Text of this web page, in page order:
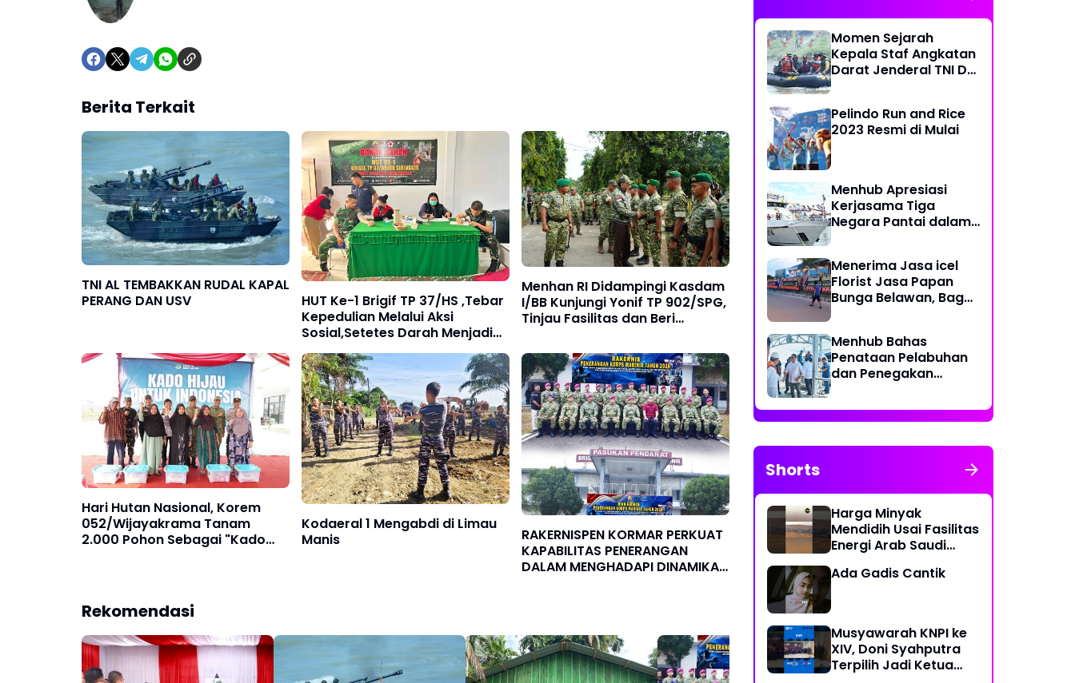
Berita Terkait
TNI AL TEMBAKKAN RUDAL KAPAL
PERANG DAN USV
HUT Ke-1 Brigif TP 37/HS ,Tebar
Kepedulian Melalui Aksi
Sosial,Setetes Darah Menjadi
Harapan Hidup Bagi Yang
Membutuhkan
Menhan RI Didampingi Kasdam
I/BB Kunjungi Yonif TP 902/SPG,
Tinjau Fasilitas dan Beri
Hari Hutan Nasional, Korem
052/Wijayakrama Tanam
2.000 Pohon Sebagai "Kado
Kodaeral 1 Mengabdi di Limau
Manis
RAKERNISPEN KORMAR PERKUAT
KAPABILITAS PENERANGAN
DALAM MENGHADAPI DINAMIKA
Rekomendasi
Momen Sejarah
Kepala Staf Angkatan
Darat Jenderal TNI Dr
Pelindo Run and Rice
2023 Resmi di Mulai
Menhub Apresiasi
Kerjasama Tiga
Negara Pantai dalam
Laut
Menerima Jasa icel
Florist Jasa Papan
Bunga Belawan, Bagus
Menhub Bahas
Penataan Pelabuhan
dan Penegakan
Sistem Identifikasi
Kapal Otomatis
Shorts
Harga Minyak
Mendidih Usai Fasilitas
Energi Arab Saudi
Ada Gadis Cantik
Musyawarah KNPI ke
XIV, Doni Syahputra
Terpilih Jadi Ketua